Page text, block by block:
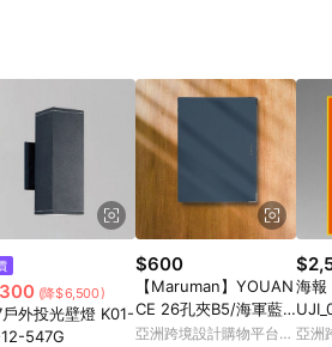
回饋者 - 購物中心商店之商品：商
/購物金/超贈點/福利金/紅利折抵/折
採購或批發轉賣不具回饋資格： 如
、批發轉賣而非最終消費使用者，
認定為準
(降$6,500)
戶外投光壁燈 K01-
547G
$600
【Maruman】YOUAN
CE 26孔夾B5/海軍藍
(原廠正貨)
亞洲跨境設計購物平台
海報
亞洲